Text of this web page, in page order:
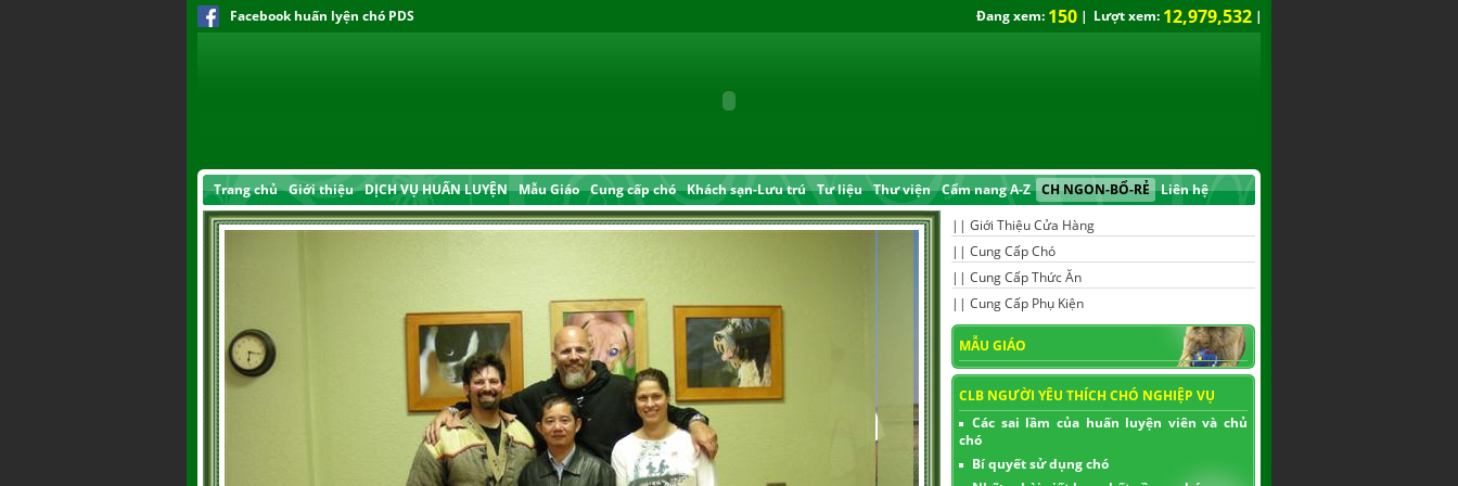
Facebook huấn lyện chó PDS Đang xem: 150 | Lượt xem: 12,979,532 |
Trang chủ Giới thiệu DỊCH VỤ HUẤN LUYỆN Mẫu Giáo Cung cấp chó Khách sạn-Lưu trú Tư liệu Thư viện Cẩm nang A-Z CH NGON-BỔ-RẺ Liên hệ
|| Giới Thiệu Cửa Hàng
|| Cung Cấp Chó
|| Cung Cấp Thức Ăn
|| Cung Cấp Phụ Kiện
MẪU GIÁO
CLB NGƯỜI YÊU THÍCH CHÓ NGHIỆP VỤ
Các sai lầm của huấn luyện viên và chủ
chó
Bí quyết sử dụng chó